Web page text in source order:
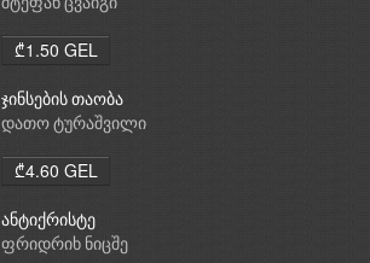
საათი
შტეფან ცვაიგი
₾1.50 GEL
ჯინსების თაობა
დათო ტურაშვილი
₾4.60 GEL
ანტიქრისტე
ფრიდრიხ ნიცშე